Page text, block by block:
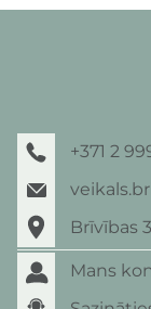
+371 2
Brīvības
Mans